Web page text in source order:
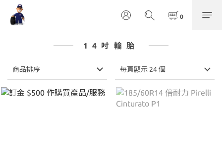
14吋輪胎
商品排序 每頁顯示 24 個